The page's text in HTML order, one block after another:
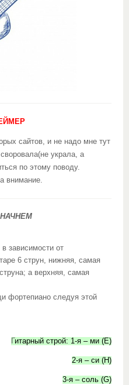
сайтов, и не надо мне тут
украла, а
по этому поводу.
внимание.
НАЧНЕМ
зависимости от
6 струн, нижняя, самая
а верхняя, самая
фортепиано следуя этой
Гитарный строй: 1-я – ми (E)
2-я – си (H)
3-я – соль (G)